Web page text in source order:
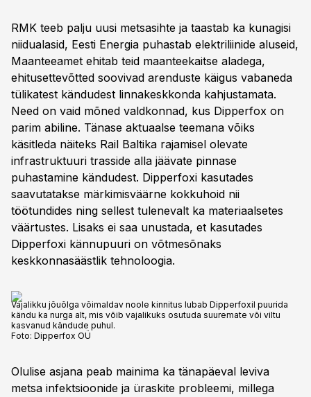
RMK teeb palju uusi metsasihte ja taastab ka kunagisi
niidualasid, Eesti Energia puhastab elektriliinide aluseid,
Maanteeamet ehitab teid maanteekaitse aladega,
ehitusettevõtted soovivad arenduste käigus vabaneda
tülikatest kändudest linnakeskkonda kahjustamata.
Need on vaid mõned valdkonnad, kus Dipperfox on
parim abiline. Tänase aktuaalse teemana võiks
käsitleda näiteks Rail Baltika rajamisel olevate
infrastruktuuri trasside alla jäävate pinnase
puhastamine kändudest. Dipperfoxi kasutades
saavutatakse märkimisväärne kokkuhoid nii
töötundides ning sellest tulenevalt ka materiaalsetes
väärtustes. Lisaks ei saa unustada, et kasutades
Dipperfoxi kännupuuri on võtmesõnaks
keskkonnasäästlik tehnoloogia.
Vajalikku jõuõlga võimaldav noole kinnitus lubab Dipperfoxil puurida
kändu ka nurga alt, mis võib vajalikuks osutuda suuremate või viltu
kasvanud kändude puhul.
Foto: Dipperfox OÜ
Olulise asjana peab mainima ka tänapäeval leviva
metsa infektsioonide ja üraskite probleemi, millega